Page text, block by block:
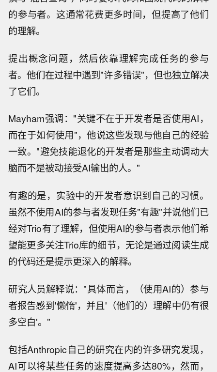
的参与者。这通常花费更多时间，但提高了他们
的理解。
提出概念问题，然后依靠理解完成任务的参与
者。他们在过程中遇到"许多错误"，但也独立解决
了它们。
Mayham强调："关键不在于开发者是否使用AI，
而在于如何使用"，他说这些发现与他自己的经验
一致。"避免技能退化的开发者是那些主动调动大
脑而不是被动接受AI输出的人。"
有趣的是，实验中的开发者意识到自己的习惯。
虽然不使用AI的参与者发现任务"有趣"并说他们已
经对Trio有了理解，但使用AI的参与者表示他们希
望能更多关注Trio库的细节，无论是通过阅读生成
的代码还是提示更深入的解释。
研究人员解释说："具体而言，（使用AI的）参与
者报告感到'懒惰'，并且'（他们的）理解中仍有很
多空白'。"
包括Anthropic自己的研究在内的许多研究发现，
AI可以将某些任务的速度提高多达80%，然而，